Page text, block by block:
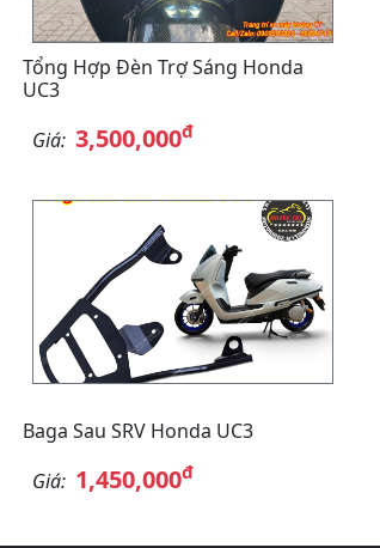
Tổng Hợp Đèn Trợ Sáng Honda
UC3
Giá: 3,500,000đ
Baga Sau SRV Honda UC3
Giá: 1,450,000đ